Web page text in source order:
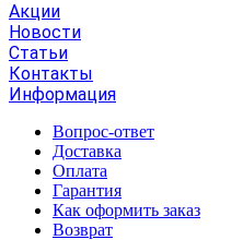
Акции
Новости
Статьи
Контакты
Информация
Вопрос-ответ
Доставка
Оплата
Гарантия
Как оформить заказ
Возврат